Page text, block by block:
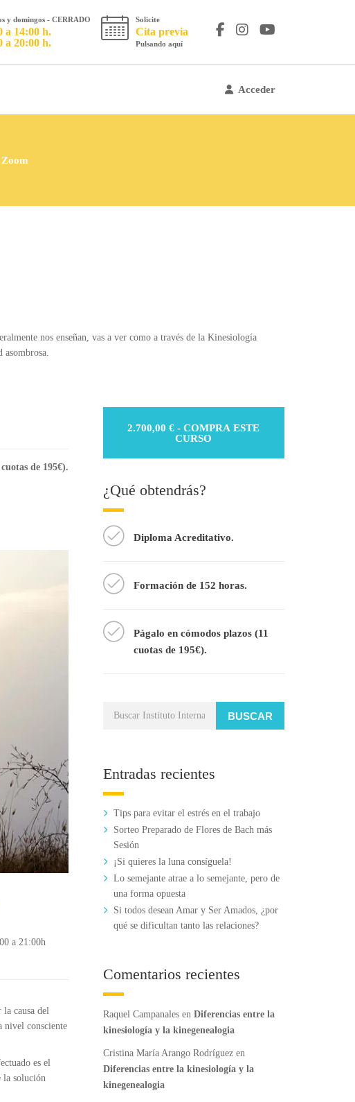
Solicite
Cita previa
Pulsando aquí
y domingos - CERRADO
a 14:00 h.
a 20:00 h.
Acceder
nos enseñan, vas a ver como a través de la Kinesiología
asombrosa.
de 195€).
a 21:00h
la causa del
nivel consciente
es el
la solución
2.700,00€ - COMPRA ESTE
CURSO
¿Qué obtendrás?
Diploma Acreditativo.
Formación de 152 horas.
Págalo en cómodos plazos (11
cuotas de 195€).
BUSCAR
Entradas recientes
Tips para evitar el estrés en el trabajo
Sorteo Preparado de Flores de Bach más
Sesión
¡Si quieres la luna consíguela!
Lo semejante atrae a lo semejante, pero de
una forma opuesta
Si todos desean Amar y Ser Amados, ¿por
qué se dificultan tanto las relaciones?
Comentarios recientes
Raquel Campanalesen Diferencias entre la
kinesiología y la kinegenealogia
Cristina María Arango Rodríguezen
Diferencias entre la kinesiología y la
kinegenealogia